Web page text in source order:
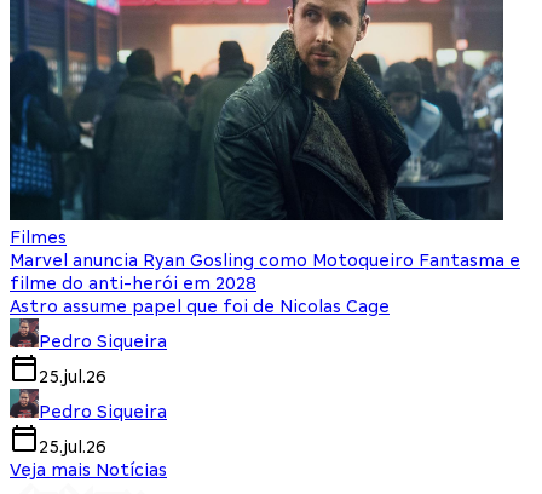
Filmes
Marvel anuncia Ryan Gosling como Motoqueiro Fantasma e
filme do anti-herói em 2028
Astro assume papel que foi de Nicolas Cage
Pedro Siqueira
25.jul.26
Pedro Siqueira
25.jul.26
Veja mais Notícias